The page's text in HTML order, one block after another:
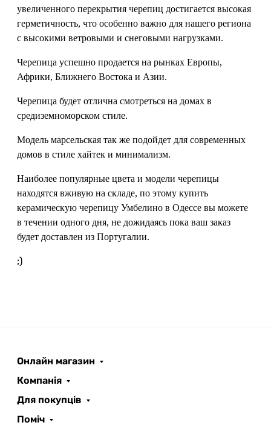
увеличенного перекрытия черепиц достигается высокая
герметичность, что особенно важно для нашего региона
с высокими ветровыми и снеговыми нагрузками.
Черепица успешно продается на рынках Европы,
Африки, Ближнего Востока и Азии.
Черепица будет отлична смотреться на домах в
средиземноморском стиле.
Модель марсельская так же подойдет для современных
домов в стиле хайтек и минимализм.
Наиболее популярные цвета и модели черепицы
находятся вживую на складе, по этому купить
керамическую черепицу Умбелино в Одессе вы можете
в течении одного дня, не дожидаясь пока ваш заказ
будет доставлен из Португалии.
;)
Онлайн магазин
Компанія
Для покупців
Поміч
AI помічник